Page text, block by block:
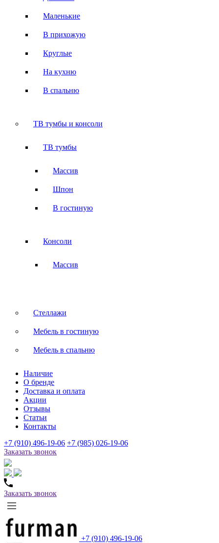
Маленькие
В прихожую
Круглые
На кухню
В спальню
ТВ тумбы и консоли
ТВ тумбы
Массив
Шпон
В гостиную
Консоли
Массив
Стеллажи
Мебель в гостиную
Мебель в спальню
Наличие
О бренде
Доставка и оплата
Акции
Отзывы
Статьи
Контакты
+7 (910) 496-19-06 +7 (985) 026-19-06
Заказать звонок
Заказать звонок
+7 (910) 496-19-06